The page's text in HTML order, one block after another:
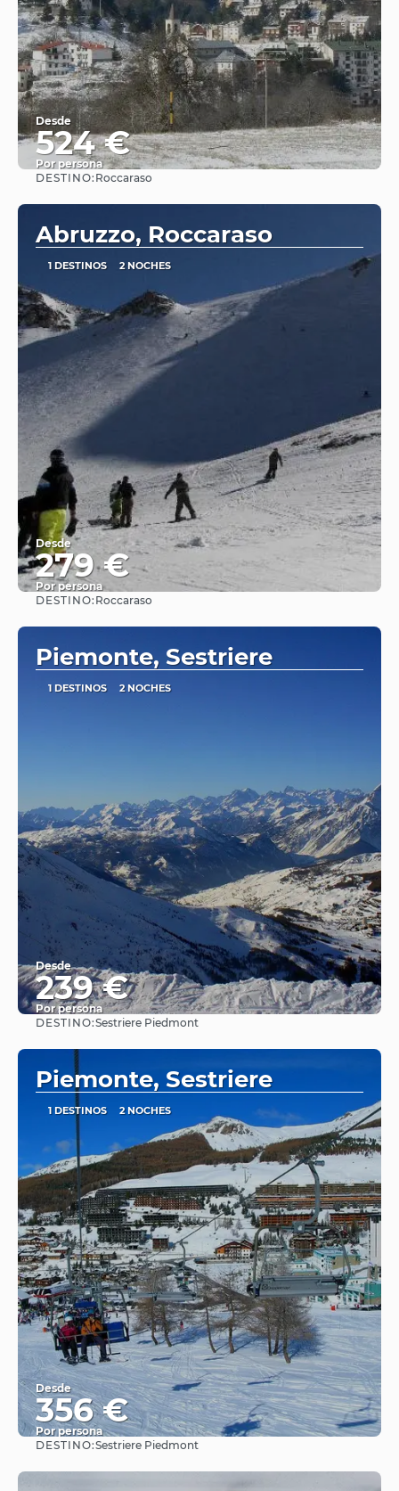
Desde
524 €
Por persona
DESTINO: Roccaraso
Abruzzo, Roccaraso
1 DESTINOS 2 NOCHES
Desde
279 €
Por persona
DESTINO: Roccaraso
Piemonte, Sestriere
1 DESTINOS 2 NOCHES
Desde
239 €
Por persona
DESTINO:Sestriere Piedmont
Piemonte, Sestriere
1 DESTINOS 2 NOCHES
Desde
356 €
Por persona
DESTINO:Sestriere Piedmont